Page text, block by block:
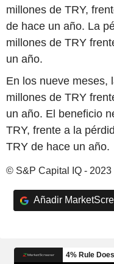
millones de TRY,
de hace un año. La
millones de TRY
un año.
En los nueve meses,
millones de TRY
un año. El beneficio
TRY, frente a la
TRY de hace un año.
© S&P Capital IQ - 2023
Añadir